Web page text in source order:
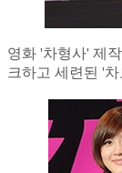
영화 '차형사' 제
크하고 세련된 '